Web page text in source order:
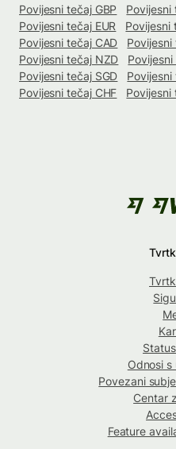
Povijesni tečaj GBP
Povijesni
Povijesni tečaj EUR
Povijesni
Povijesni tečaj CAD
Povijesni
Povijesni tečaj NZD
Povijesni
Povijesni tečaj SGD
Povijesni
Povijesni tečaj CHF
Povijesni
Odnosi s
Povezani
Centar
Feature